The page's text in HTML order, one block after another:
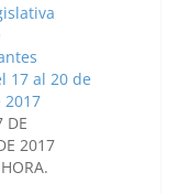
17 al 20 de
DE
2017